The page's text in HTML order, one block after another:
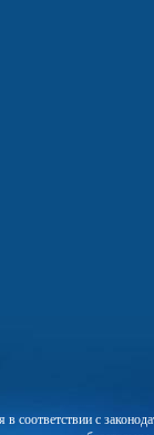
в соответствии с